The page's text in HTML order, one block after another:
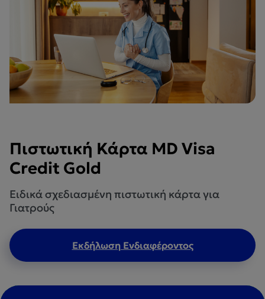
Πιστωτική Κάρτα MD Visa
Credit Gold
Ειδικά σχεδιασμένη πιστωτική κάρτα για
Γιατρούς
Εκδήλωση Ενδιαφέροντος